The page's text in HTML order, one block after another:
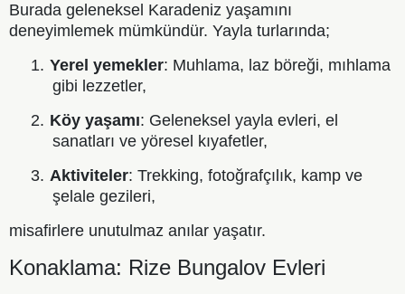
Burada geleneksel Karadeniz yaşamını
deneyimlemek mümkündür. Yayla turlarında;
1. Yerel yemekler: Muhlama, laz böreği, mıhlama
gibi lezzetler,
2. Köy yaşamı: Geleneksel yayla evleri, el
sanatları ve yöresel kıyafetler,
3. Aktiviteler: Trekking, fotoğrafçılık, kamp ve
şelale gezileri,
misafirlere unutulmaz anılar yaşatır.
Konaklama: Rize Bungalov Evleri